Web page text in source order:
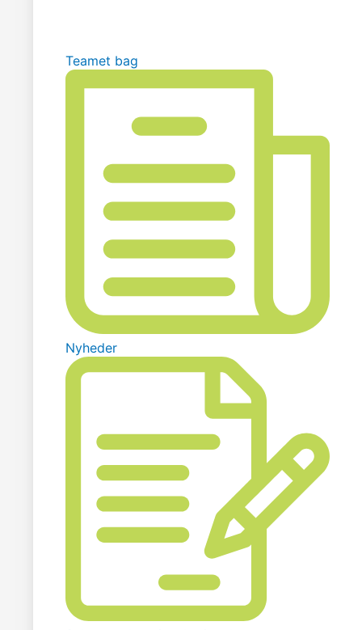
Teamet bag
Nyheder